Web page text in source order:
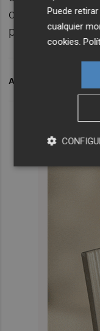
colocado el
problemas de
ARCHIVADO EN
Puede
cualquier
cookies.